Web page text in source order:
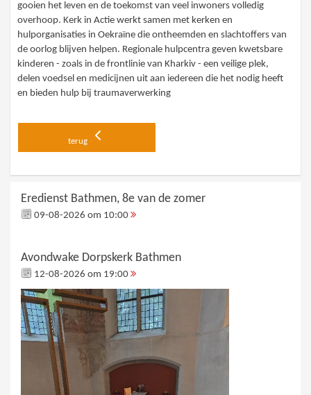
gooien het leven en de toekomst van veel inwoners volledig
overhoop. Kerk in Actie werkt samen met kerken en
hulporganisaties in Oekraïne die ontheemden en slachtoffers van
de oorlog blijven helpen. Regionale hulpcentra geven kwetsbare
kinderen - zoals in de frontlinie van Kharkiv - een veilige plek,
delen voedsel en medicijnen uit aan iedereen die het nodig heeft
en bieden hulp bij traumaverwerking
terug
Eredienst Bathmen, 8e van de zomer
09-08-2026 om 10:00
Avondwake Dorpskerk Bathmen
12-08-2026 om 19:00